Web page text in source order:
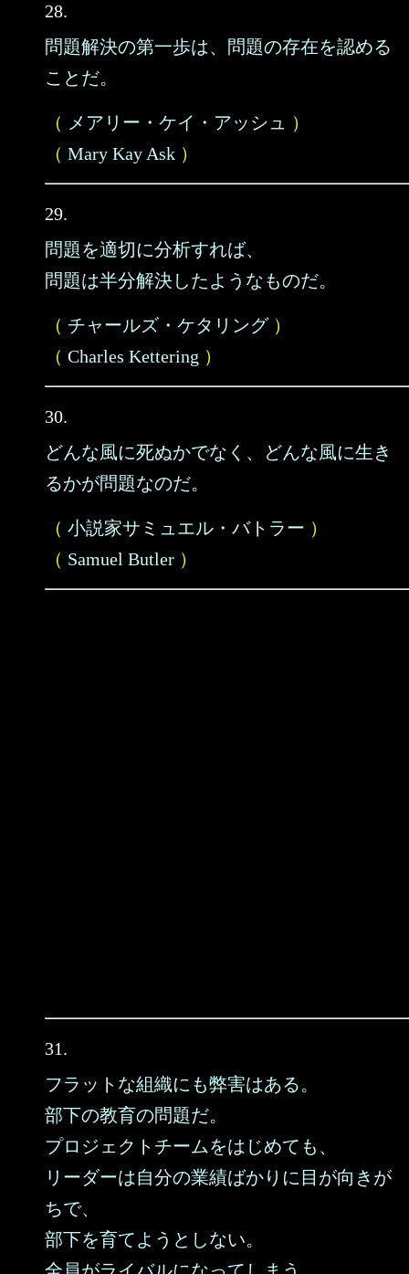
28.
問題解決の第一歩は、問題の存在を認める
ことだ。
（ メアリー・ケイ・アッシュ
）
（ Mary Kay Ask ）
29.
問題を適切に分析すれば、
問題は半分解決したようなものだ。
（ チャールズ・ケタリング）
（ Charles Kettering ）
30.
どんな風に死ぬかでなく、どんな風に生き
るかが問題なのだ。
（ 小説家サミュエル・バトラー ）
（ Samuel Butler ）
31.
フラットな組織にも弊害はある。
部下の教育の問題だ。
プロジェクトチームをはじめても、
リーダーは自分の業績ばかりに目が向きが
ちで、
部下を育てようとしない。